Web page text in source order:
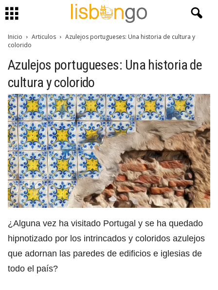
Inicio Articulos
Azulejos portugueses: Una historia de cultura y
colorido
Azulejos portugueses: Una historia de
cultura y colorido
¿Alguna vez ha visitado Portugal y se ha quedado
hipnotizado por los intrincados y coloridos azulejos
que adornan las paredes de edificios e iglesias de
todo el país?